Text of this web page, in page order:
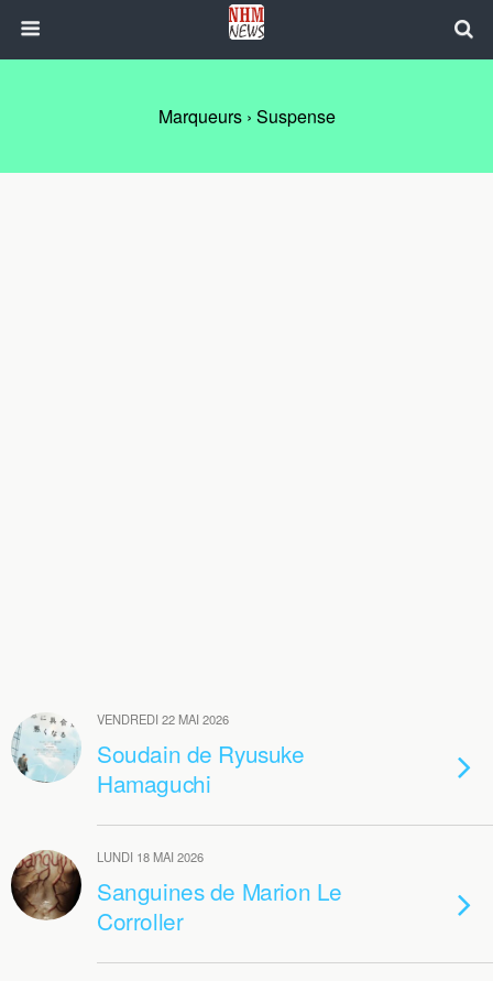
Marqueurs › Suspense
VENDREDI 22 MAI 2026
Soudain de Ryusuke
Hamaguchi
LUNDI 18 MAI 2026
Sanguines de Marion Le
Corroller